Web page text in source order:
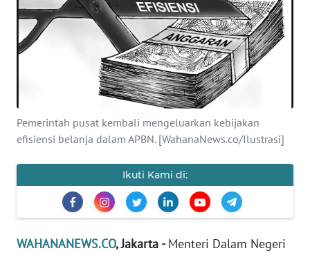
Pemerintah pusat kembali mengeluarkan kebijakan
efisiensi belanja dalam APBN. [WahanaNews.co/Ilustrasi]
Ikuti Kami di:
WAHANANEWS.CO, Jakarta -Menteri Dalam Negeri
KESEHATAN
INTERNASIONAL
PENDIDIKAN
OLAHRAGA